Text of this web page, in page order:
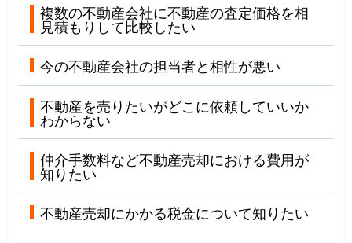
複数の不動産会社に不動産の査定価格を相
見積もりして比較したい
今の不動産会社の担当者と相性が悪い
不動産を売りたいがどこに依頼していいか
わからない
仲介手数料など不動産売却における費用が
知りたい
不動産売却にかかる税金について知りたい